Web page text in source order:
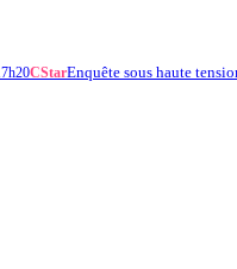
CStarEnquête sous haute